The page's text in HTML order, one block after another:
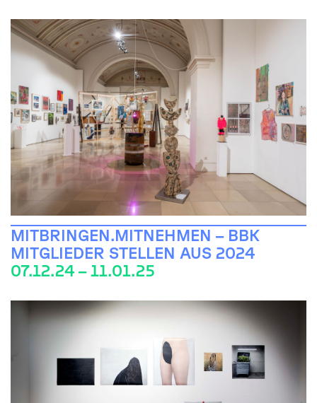
MITBRINGEN.MITNEHMEN – BBK
MITGLIEDER STELLEN AUS 2024
07.12.24 – 11.01.25